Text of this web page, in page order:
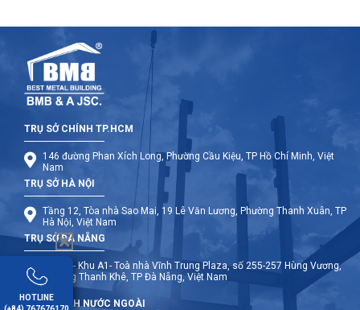
TRỤ SỞ CHÍNH TP.HCM
146 đường Phan Xích Long, Phường Cầu Kiệu, TP Hồ Chí Minh, Việt
Nam
TRỤ SỞ HÀ NỘI
Tầng 12, Tòa nhà Sao Mai, 19 Lê Văn Lương, Phường Thanh Xuân, TP
Hà Nội, Việt Nam
TRỤ SỞ ĐÀ NẴNG
Tầng 9- Khu A1- Toà nhà Vĩnh Trung Plaza, số 255-257 Hùng Vương,
Phường Thanh Khê, TP Đà Nẵng, Việt Nam
CHI NHÁNH NƯỚC NGOÀI
HOTLINE